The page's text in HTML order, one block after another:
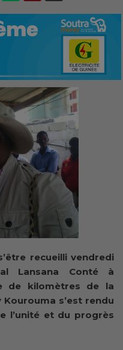
recueilli vendredi
Lansana Conté à
de kilomètres de la
s’est rendu
l’unité et du progrès